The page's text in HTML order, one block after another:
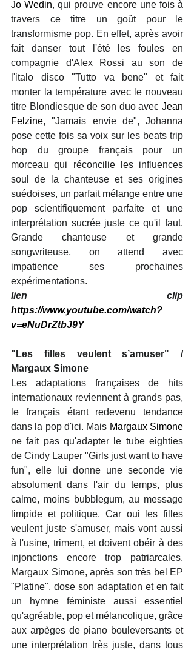
Jo Wedin, qui prouve encore une fois à
travers ce titre un goût pour le
transformisme pop. En effet, après avoir
fait danser tout l'été les foules en
compagnie d'Alex Rossi au son de
l'italo disco "Tutto va bene" et fait
monter la température avec le nouveau
titre Blondiesque de son duo avec Jean
Felzine, "Jamais envie de", Johanna
pose cette fois sa voix sur les beats trip
hop du groupe français pour un
morceau qui réconcilie les influences
soul de la chanteuse et ses origines
suédoises, un parfait mélange entre une
pop scientifiquement parfaite et une
interprétation sucrée juste ce qu'il faut.
Grande chanteuse et grande
songwriteuse, on attend avec
impatience ses prochaines
expérimentations.
https://www.youtube.com/watch?
v=eNuDrZtbJ9Y
"Les filles veulent s’amuser" /
Margaux Simone
Les adaptations françaises de hits
internationaux reviennent à grands pas,
le français étant redevenu tendance
dans la pop d'ici. Mais Margaux Simone
ne fait pas qu'adapter le tube eighties
de Cindy Lauper "Girls just want to have
fun", elle lui donne une seconde vie
absolument dans l'air du temps, plus
calme, moins bubblegum, au message
limpide et politique. Car oui les filles
veulent juste s'amuser, mais vont aussi
à l'usine, triment, et doivent obéir à des
injonctions encore trop patriarcales.
Margaux Simone, après son très bel EP
"Platine", dose son adaptation et en fait
un hymne féministe aussi essentiel
qu'agréable, pop et mélancolique, grâce
aux arpèges de piano bouleversants et
une interprétation très juste, dans tous